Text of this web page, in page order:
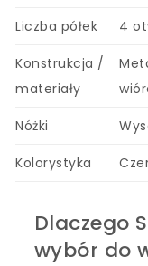
Liczba półek 4
Konstrukcja /
materiały
Nóżki
Kolorystyka
Dlaczego
wybór do